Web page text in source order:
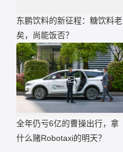
东鹏饮料的新征程：糖饮料老
矣，尚能饭否？
全年仍亏6亿的曹操出行，拿
什么赌Robotaxi的明天？